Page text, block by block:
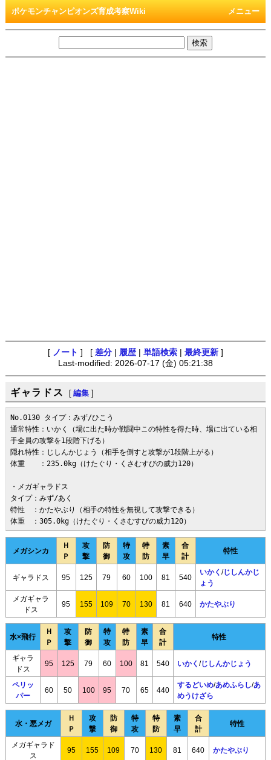
メニュー
ポケモンチャンピオンズ育成考察Wiki
[ ノート ] [ 差分 履歴 単語検索 最終更新 ]
Last-modified: 2026-07-17 (金) 05:21:38
ギャラドス [ 編集 ]
No.0130 タイプ：みず/ひこう
通常特性：いかく（場に出た時か戦闘中この特性を得た時、場に出ている相
手全員の攻撃を1段階下げる）
隠れ特性：じしんかじょう（相手を倒すと攻撃が1段階上がる）
体重　　：235.0kg（けたぐり・くさむすびの威力120）
・メガギャラドス
タイプ：みず/あく
特性　：かたやぶり（相手の特性を無視して攻撃できる）
体重　：305.0kg（けたぐり・くさむすびの威力120）
メガシンカ
Ｈ
Ｐ
攻
撃
防
御
特
攻
特
防
素
早
合
計
特性
ギャラドス 95 125 79 60 100 81 540
いかく /じしんかじ
ょう
メガギャラ
ドス
95 155 109 70 130 81 640 かたやぶり
水×飛行
Ｈ
Ｐ
攻
撃
防
御
特
攻
特
防
素
早
合
計
特性
ギャラ
ドス
95 125 79 60 100 81 540 いかく /じしんかじょう
ペリッ
パー
60 50 100 95 70 65 440
するどいめ/あめふらし/あ
めうけざら
水・悪メガ
Ｈ
Ｐ
攻
撃
防
御
特
攻
特
防
素
早
合
計
特性
メガギャラド
ス
95 155 109 70 130 81 640 かたやぶり